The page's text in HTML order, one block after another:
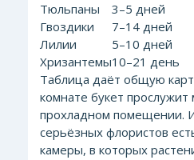
Тюльпаны
3–5 дней
Гвоздики
7–14 дней
Лилии
5–10 дней
Хризантемы10–21 день
Таблица даёт общую
комнате букет
прохладном помещении.
серьёзных флористов
камеры, в которых